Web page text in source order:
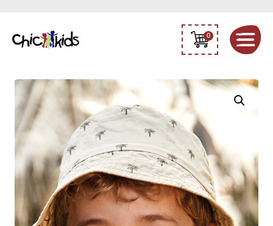
0
Dětský
letní
klobouk
10475-
066
quantity